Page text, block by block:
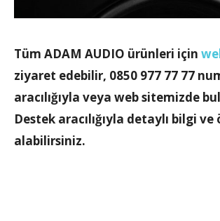
Tüm ADAM AUDIO ürünleri için
ziyaret edebilir, 0850 977 77 77
aracılığıyla veya web sitemizde
Destek aracılığıyla detaylı bilgi ve
alabilirsiniz.